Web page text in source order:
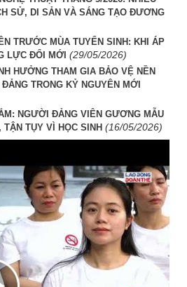
SỬ, DI SẢN VÀ SÁNG TẠO ĐƯƠNG
TRƯỚC MÙA TUYỂN SINH: KHI ÁP
LỰC ĐỔI MỚI (29/05/2026)
HƯỞNG THAM GIA BẢO VỆ NỀN
TRONG KỶ NGUYÊN MỚI
NGƯỜI ĐẢNG VIÊN GƯƠNG MẪU
TỤY VÌ HỌC SINH (16/05/2026)